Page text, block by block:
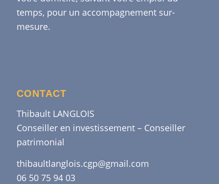
temps, pour un accompagnement sur-
mesure.
CONTACT
Thibault LANGLOIS
Conseiller en investissement – Conseiller
patrimonial
thibaultlanglois.cgp@gmail.com
06 50 75 94 03